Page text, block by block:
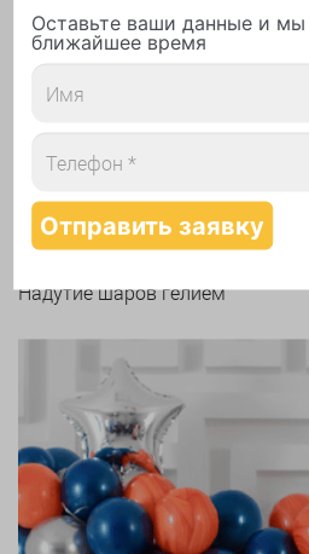
Надутие шаров гелием
Оставьте ваши данные и
ближайшее время